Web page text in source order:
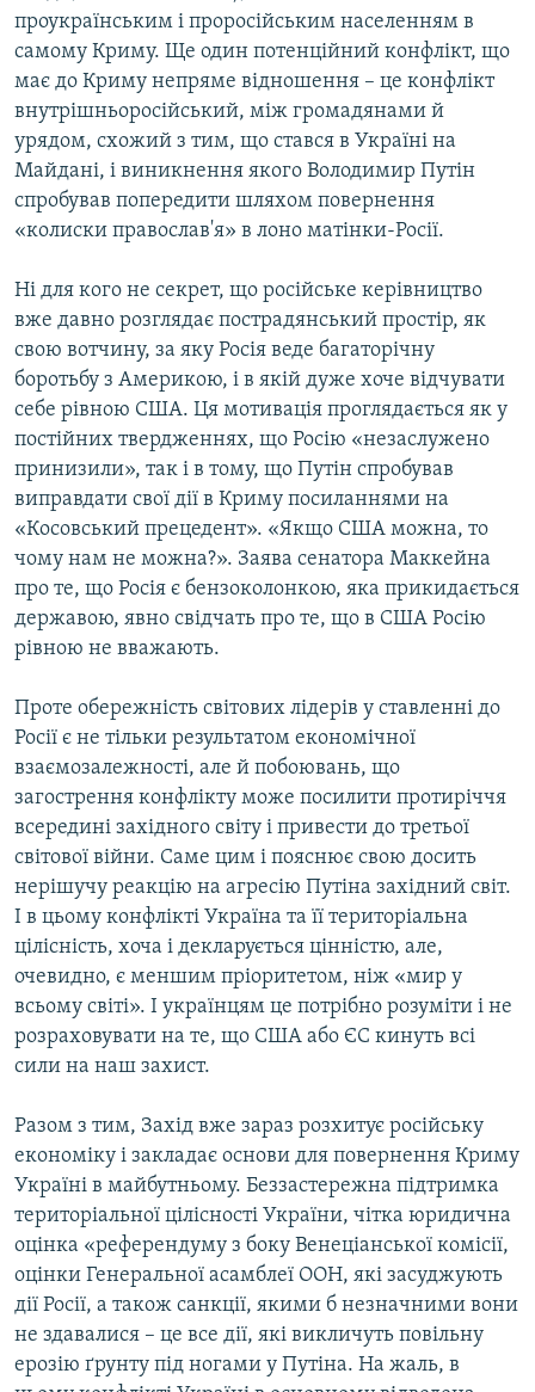
проукраїнським і проросійським населенням в
самому Криму. Ще один потенційний конфлікт, що
має до Криму непряме відношення – це конфлікт
внутрішньоросійський, між громадянами й
урядом, схожий з тим, що стався в Україні на
Майдані, і виникнення якого Володимир Путін
спробував попередити шляхом повернення
«колиски православ'я» в лоно матінки-Росії.
Ні для кого не секрет, що російське керівництво
вже давно розглядає пострадянський простір, як
свою вотчину, за яку Росія веде багаторічну
боротьбу з Америкою, і в якій дуже хоче відчувати
себе рівною США. Ця мотивація проглядається як у
постійних твердженнях, що Росію «незаслужено
принизили», так і в тому, що Путін спробував
виправдати свої дії в Криму посиланнями на
«Косовський прецедент». «Якщо США можна, то
чому нам не можна?». Заява сенатора Маккейна
про те, що Росія є бензоколонкою, яка прикидається
державою, явно свідчать про те, що в США Росію
рівною не вважають.
Проте обережність світових лідерів у ставленні до
Росії є не тільки результатом економічної
взаємозалежності, але й побоювань, що
загострення конфлікту може посилити протиріччя
всередині західного світу і привести до третьої
світової війни. Саме цим і пояснює свою досить
нерішучу реакцію на агресію Путіна західний світ.
І в цьому конфлікті Україна та її територіальна
цілісність, хоча і декларується цінністю, але,
очевидно, є меншим пріоритетом, ніж «мир у
всьому світі». І українцям це потрібно розуміти і не
розраховувати на те, що США або ЄС кинуть всі
сили на наш захист.
Разом з тим, Захід вже зараз розхитує російську
економіку і закладає основи для повернення Криму
Україні в майбутньому. Беззастережна підтримка
територіальної цілісності України, чітка юридична
оцінка «референдуму з боку Венеціанської комісії,
оцінки Генеральної асамблеї ООН, які засуджують
дії Росії, а також санкції, якими б незначними вони
не здавалися – це все дії, які викличуть повільну
ерозію ґрунту під ногами у Путіна. На жаль, в